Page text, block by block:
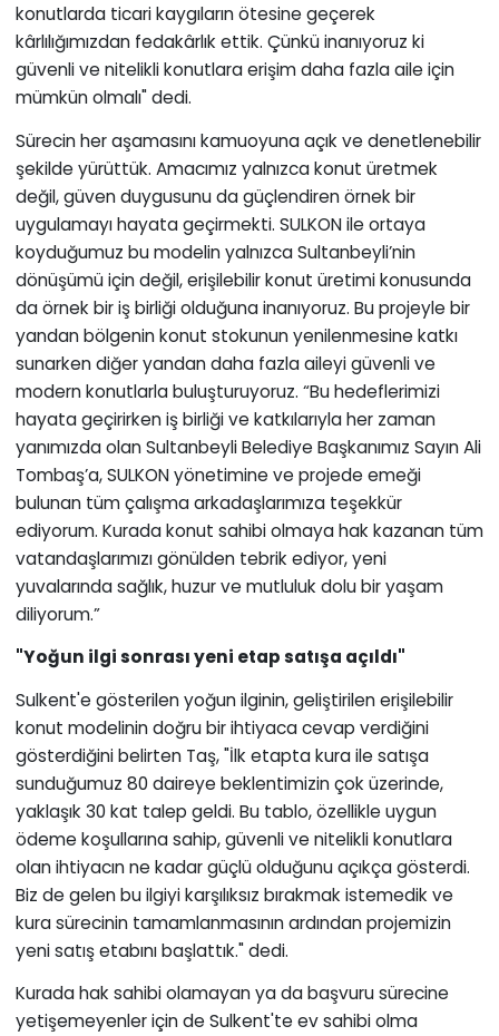
konutlarda ticari kaygıların ötesine geçerek
kârlılığımızdan fedakârlık ettik. Çünkü inanıyoruz ki
güvenli ve nitelikli konutlara erişim daha fazla aile için
mümkün olmalı" dedi.
Sürecin her aşamasını kamuoyuna açık ve denetlenebilir
şekilde yürüttük. Amacımız yalnızca konut üretmek
değil, güven duygusunu da güçlendiren örnek bir
uygulamayı hayata geçirmekti. SULKON ile ortaya
koyduğumuz bu modelin yalnızca Sultanbeyli’nin
dönüşümü için değil, erişilebilir konut üretimi konusunda
da örnek bir iş birliği olduğuna inanıyoruz. Bu projeyle bir
yandan bölgenin konut stokunun yenilenmesine katkı
sunarken diğer yandan daha fazla aileyi güvenli ve
modern konutlarla buluşturuyoruz. “Bu hedeflerimizi
hayata geçirirken iş birliği ve katkılarıyla her zaman
yanımızda olan Sultanbeyli Belediye Başkanımız Sayın Ali
Tombaş’a, SULKON yönetimine ve projede emeği
bulunan tüm çalışma arkadaşlarımıza teşekkür
ediyorum. Kurada konut sahibi olmaya hak kazanan tüm
vatandaşlarımızı gönülden tebrik ediyor, yeni
yuvalarında sağlık, huzur ve mutluluk dolu bir yaşam
diliyorum.”
"Yoğun ilgi sonrası yeni etap satışa açıldı"
Sulkent'e gösterilen yoğun ilginin, geliştirilen erişilebilir
konut modelinin doğru bir ihtiyaca cevap verdiğini
gösterdiğini belirten Taş, "İlk etapta kura ile satışa
sunduğumuz 80 daireye beklentimizin çok üzerinde,
yaklaşık 30 kat talep geldi. Bu tablo, özellikle uygun
ödeme koşullarına sahip, güvenli ve nitelikli konutlara
olan ihtiyacın ne kadar güçlü olduğunu açıkça gösterdi.
Biz de gelen bu ilgiyi karşılıksız bırakmak istemedik ve
kura sürecinin tamamlanmasının ardından projemizin
yeni satış etabını başlattık." dedi.
Kurada hak sahibi olamayan ya da başvuru sürecine
yetişemeyenler için de Sulkent'te ev sahibi olma